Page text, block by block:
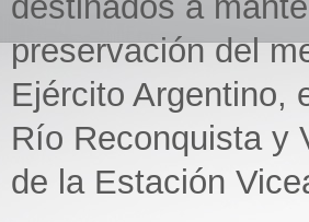
preservación del
Ejército Argentino,
Río Reconquista y
de la Estación